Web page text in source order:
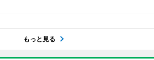
もっと見る